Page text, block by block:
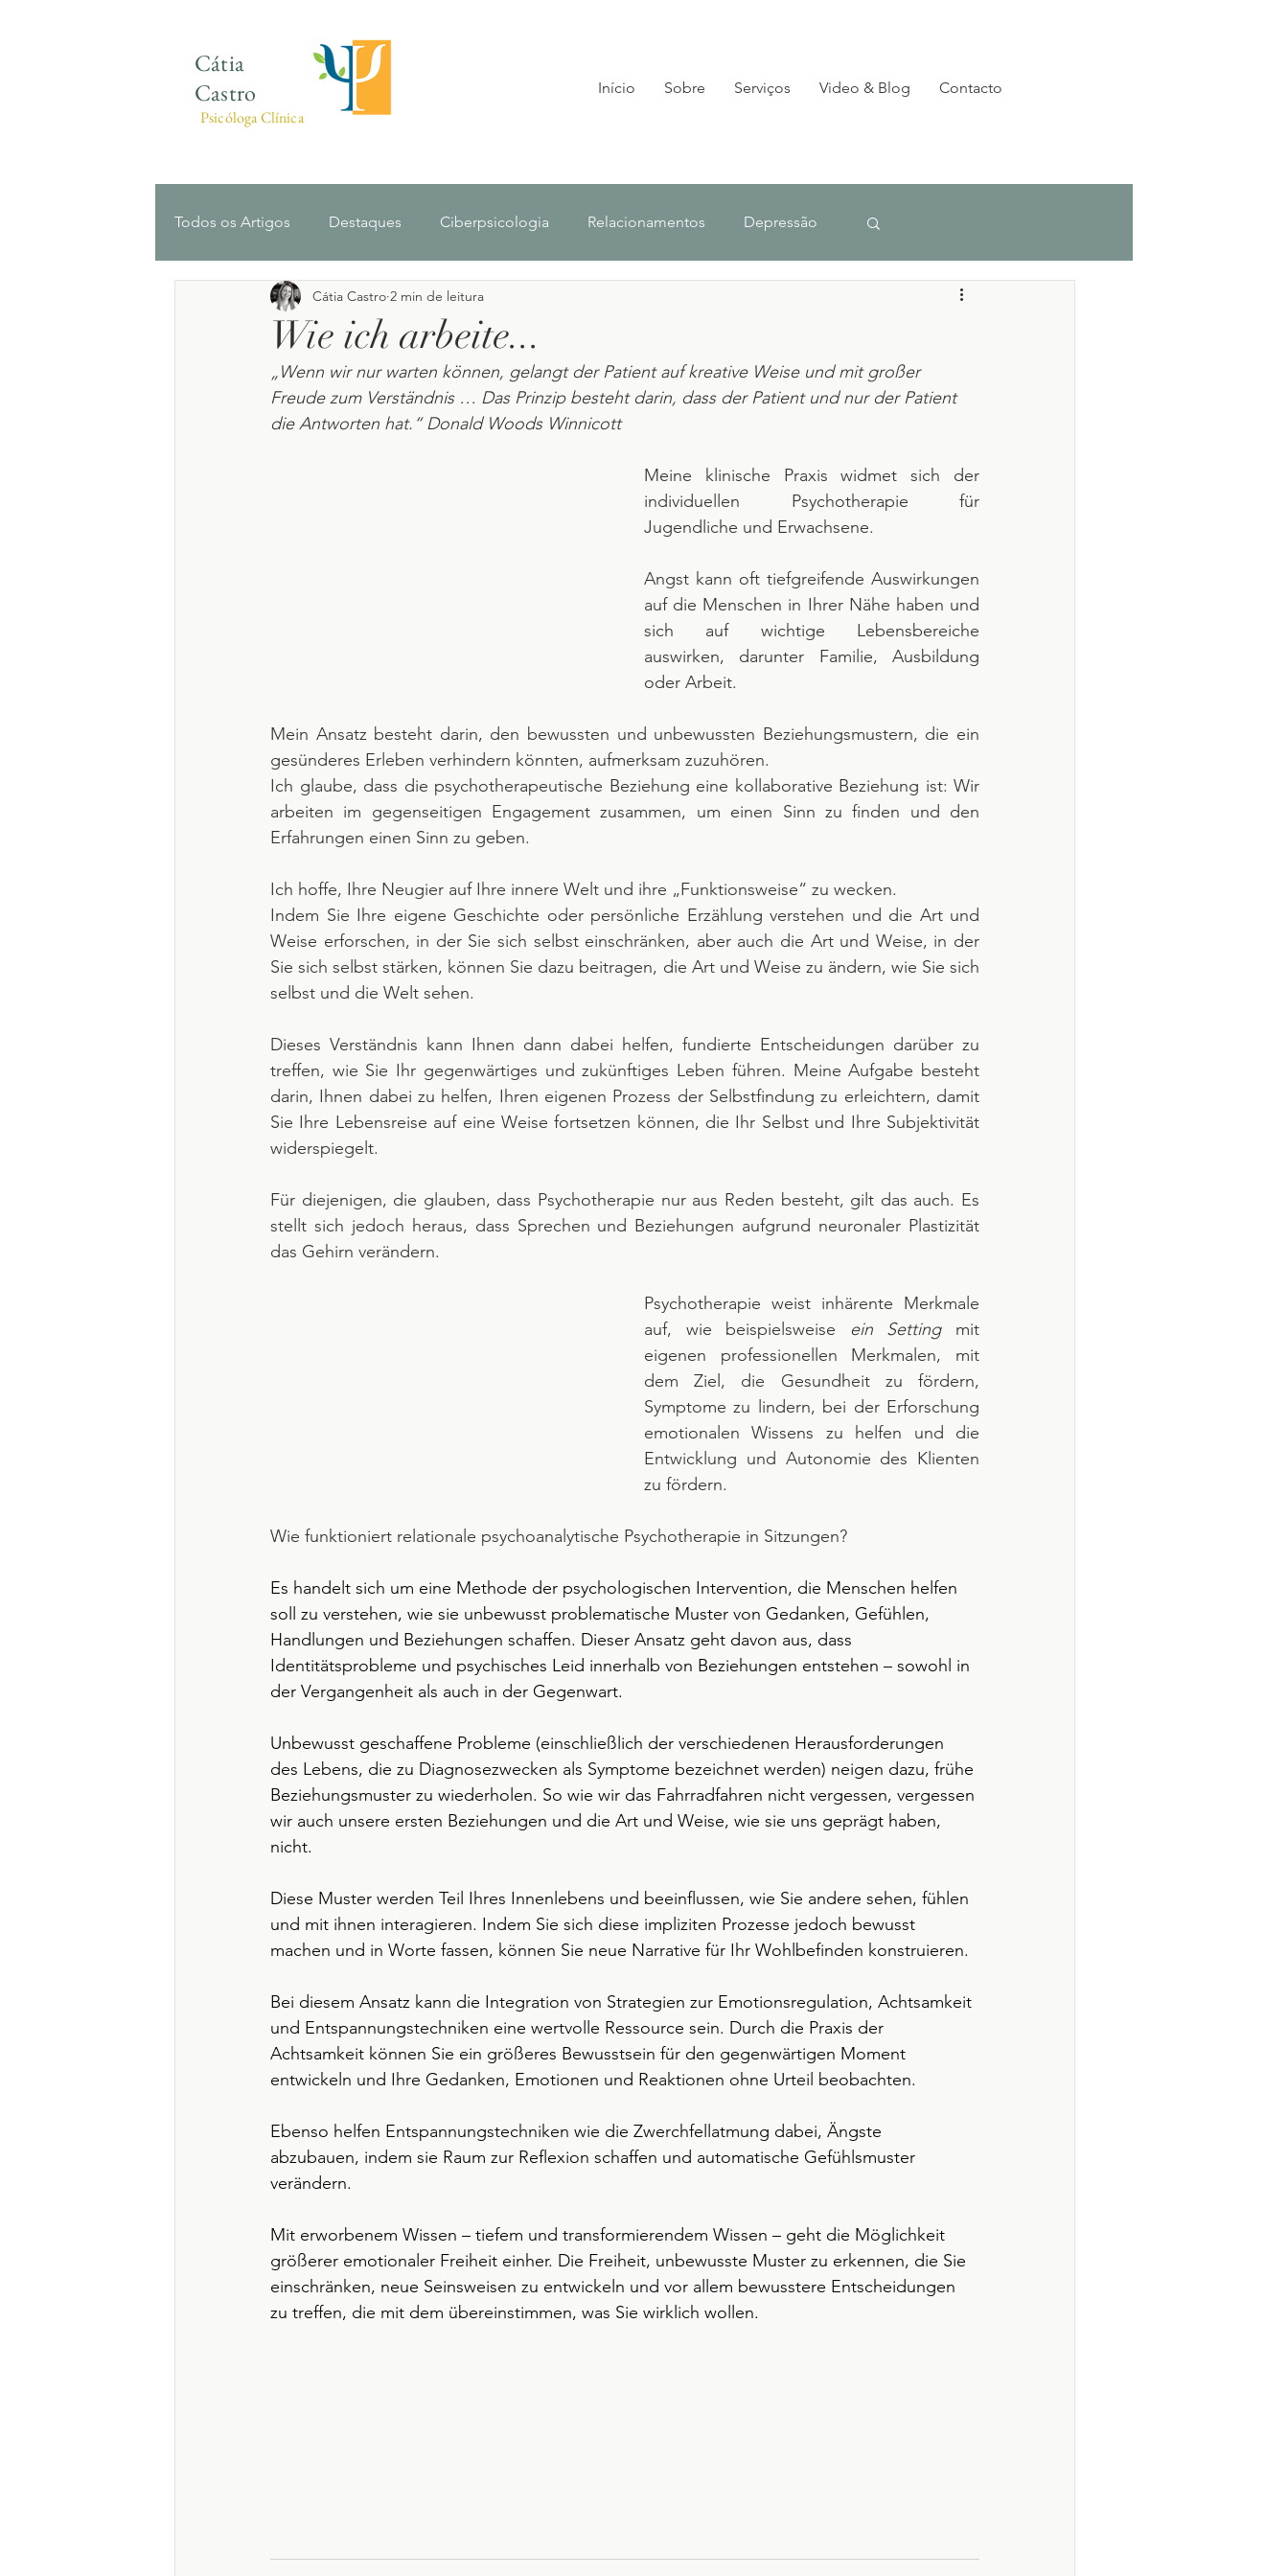
Cátia
Castro
Psicóloga Clínica
Início Sobre Serviços Video & Blog Contacto
Todos os Artigos Destaques Ciberpsicologia Relacionamentos Depressão
Ansiedade Infância e Adolescência
Wie ich arbeite...
Cátia Castro 2 min de leitura
„Wenn wir nur warten können, gelangt der Patient auf kreative Weise und mit großer
Freude zum Verständnis … Das Prinzip besteht darin, dass der Patient und nur der Patient
die Antworten hat.“ Donald Woods Winnicott
Meine klinische Praxis widmet sich der
individuellen Psychotherapie für
Jugendliche und Erwachsene.
Angst kann oft tiefgreifende Auswirkungen
auf die Menschen in Ihrer Nähe haben und
sich auf wichtige Lebensbereiche
auswirken, darunter Familie, Ausbildung
oder Arbeit.
Mein Ansatz besteht darin, den bewussten und unbewussten Beziehungsmustern, die ein
gesünderes Erleben verhindern könnten, aufmerksam zuzuhören.
Ich glaube, dass die psychotherapeutische Beziehung eine kollaborative Beziehung ist: Wir
arbeiten im gegenseitigen Engagement zusammen, um einen Sinn zu finden und den
Erfahrungen einen Sinn zu geben.
Ich hoffe, Ihre Neugier auf Ihre innere Welt und ihre „Funktionsweise“ zu wecken.
Indem Sie Ihre eigene Geschichte oder persönliche Erzählung verstehen und die Art und
Weise erforschen, in der Sie sich selbst einschränken, aber auch die Art und Weise, in der
Sie sich selbst stärken, können Sie dazu beitragen, die Art und Weise zu ändern, wie Sie sich
selbst und die Welt sehen.
Dieses Verständnis kann Ihnen dann dabei helfen, fundierte Entscheidungen darüber zu
treffen, wie Sie Ihr gegenwärtiges und zukünftiges Leben führen. Meine Aufgabe besteht
darin, Ihnen dabei zu helfen, Ihren eigenen Prozess der Selbstfindung zu erleichtern, damit
Sie Ihre Lebensreise auf eine Weise fortsetzen können, die Ihr Selbst und Ihre Subjektivität
widerspiegelt.
Für diejenigen, die glauben, dass Psychotherapie nur aus Reden besteht, gilt das auch. Es
stellt sich jedoch heraus, dass Sprechen und Beziehungen aufgrund neuronaler Plastizität
das Gehirn verändern.
Psychotherapie weist inhärente Merkmale
auf, wie beispielsweise ein Setting mit
eigenen professionellen Merkmalen, mit
dem Ziel, die Gesundheit zu fördern,
Symptome zu lindern, bei der Erforschung
emotionalen Wissens zu helfen und die
Entwicklung und Autonomie des Klienten
zu fördern.
Wie funktioniert relationale psychoanalytische Psychotherapie in Sitzungen?
Es handelt sich um eine Methode der psychologischen Intervention, die Menschen helfen
soll zu verstehen, wie sie unbewusst problematische Muster von Gedanken, Gefühlen,
Handlungen und Beziehungen schaffen. Dieser Ansatz geht davon aus, dass
Identitätsprobleme und psychisches Leid innerhalb von Beziehungen entstehen – sowohl in
der Vergangenheit als auch in der Gegenwart.
Unbewusst geschaffene Probleme (einschließlich der verschiedenen Herausforderungen
des Lebens, die zu Diagnosezwecken als Symptome bezeichnet werden) neigen dazu, frühe
Beziehungsmuster zu wiederholen. So wie wir das Fahrradfahren nicht vergessen, vergessen
wir auch unsere ersten Beziehungen und die Art und Weise, wie sie uns geprägt haben,
nicht.
Diese Muster werden Teil Ihres Innenlebens und beeinflussen, wie Sie andere sehen, fühlen
und mit ihnen interagieren. Indem Sie sich diese impliziten Prozesse jedoch bewusst
machen und in Worte fassen, können Sie neue Narrative für Ihr Wohlbefinden konstruieren.
Bei diesem Ansatz kann die Integration von Strategien zur Emotionsregulation, Achtsamkeit
und Entspannungstechniken eine wertvolle Ressource sein. Durch die Praxis der
Achtsamkeit können Sie ein größeres Bewusstsein für den gegenwärtigen Moment
entwickeln und Ihre Gedanken, Emotionen und Reaktionen ohne Urteil beobachten.
Ebenso helfen Entspannungstechniken wie die Zwerchfellatmung dabei, Ängste
abzubauen, indem sie Raum zur Reflexion schaffen und automatische Gefühlsmuster
verändern.
Mit erworbenem Wissen – tiefem und transformierendem Wissen – geht die Möglichkeit
größerer emotionaler Freiheit einher. Die Freiheit, unbewusste Muster zu erkennen, die Sie
einschränken, neue Seinsweisen zu entwickeln und vor allem bewusstere Entscheidungen
zu treffen, die mit dem übereinstimmen, was Sie wirklich wollen.